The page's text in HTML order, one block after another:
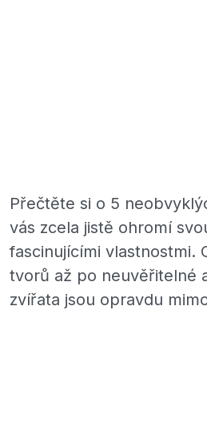
Přečtěte si o 5
vás zcela jistě ohromí
fascinujícími vlastnostmi.
tvorů až po neuvěřitelné
zvířata jsou opravdu